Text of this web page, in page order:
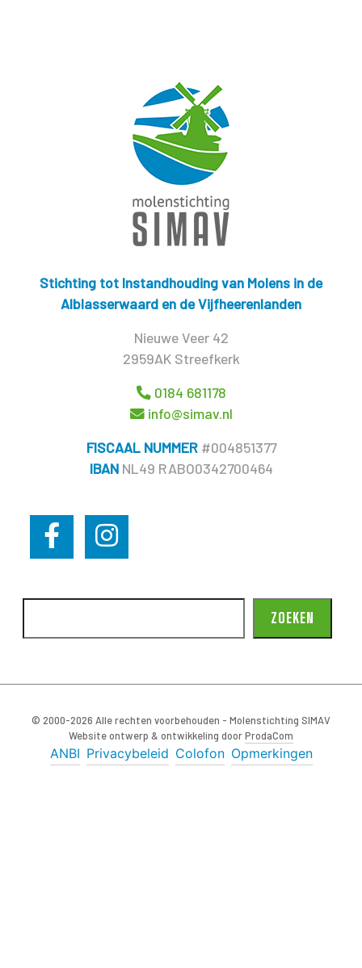
Stichting tot Instandhouding van Molens in de
Alblasserwaard en de Vijfheerenlanden
Nieuwe Veer 42
2959AK Streefkerk
0184 681178
info@simav.nl
FISCAAL NUMMER#004851377
IBAN NL49 RABO0342700464
ZOEKEN
© 2000-2026 Alle rechten voorbehouden - Molenstichting SIMAV
Website ontwerp & ontwikkeling doorProdaCom
ANBI Privacybeleid Colofon Opmerkingen